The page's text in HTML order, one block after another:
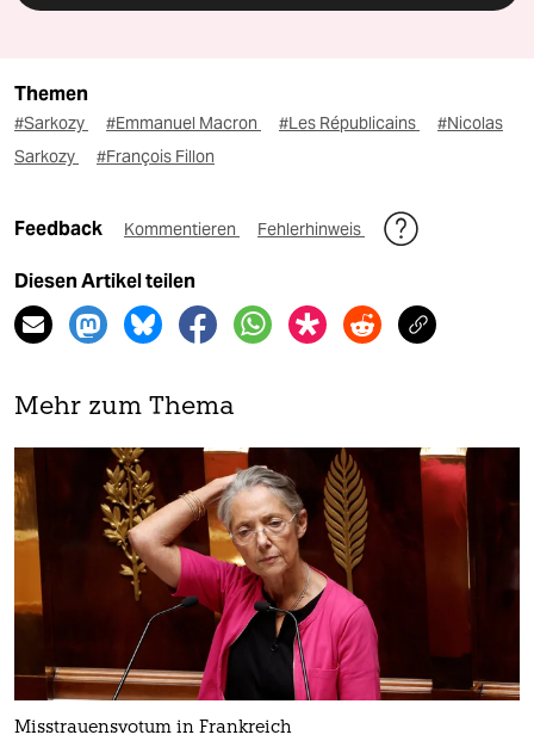
Themen
#Sarkozy #Emmanuel Macron #Les Républicains
#Nicolas
Sarkozy
#François Fillon
Feedback Kommentieren Fehlerhinweis
Diesen Artikel teilen
Mehr zum Thema
Misstrauensvotum in Frankreich